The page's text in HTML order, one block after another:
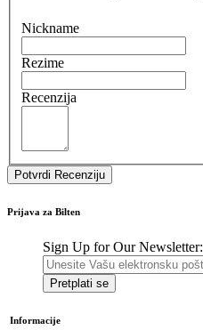
Nickname
Rezime
Recenzija
Potvrdi Recenziju
Prijava za Bilten
Sign Up for Our Newsletter:
Pretplati se
Informacije